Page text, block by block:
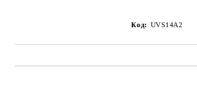
Код: UVS14A2